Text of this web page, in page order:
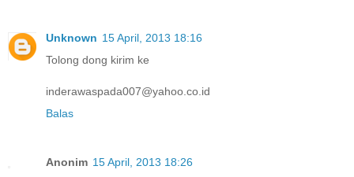
Unknown 15 April, 2013 18:16
Tolong dong kirim ke
inderawaspada007@yahoo.co.id
Balas
Anonim 15 April, 2013 18:26